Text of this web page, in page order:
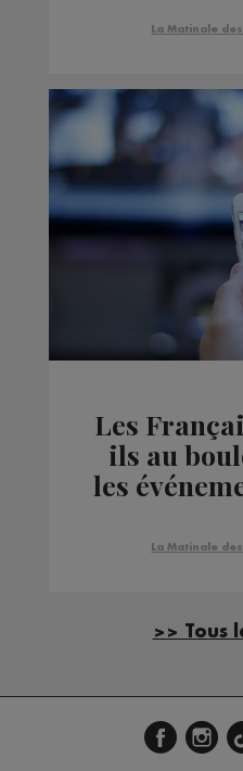
La Matinale
Les
ils au
les
La Matinale
>> Tous